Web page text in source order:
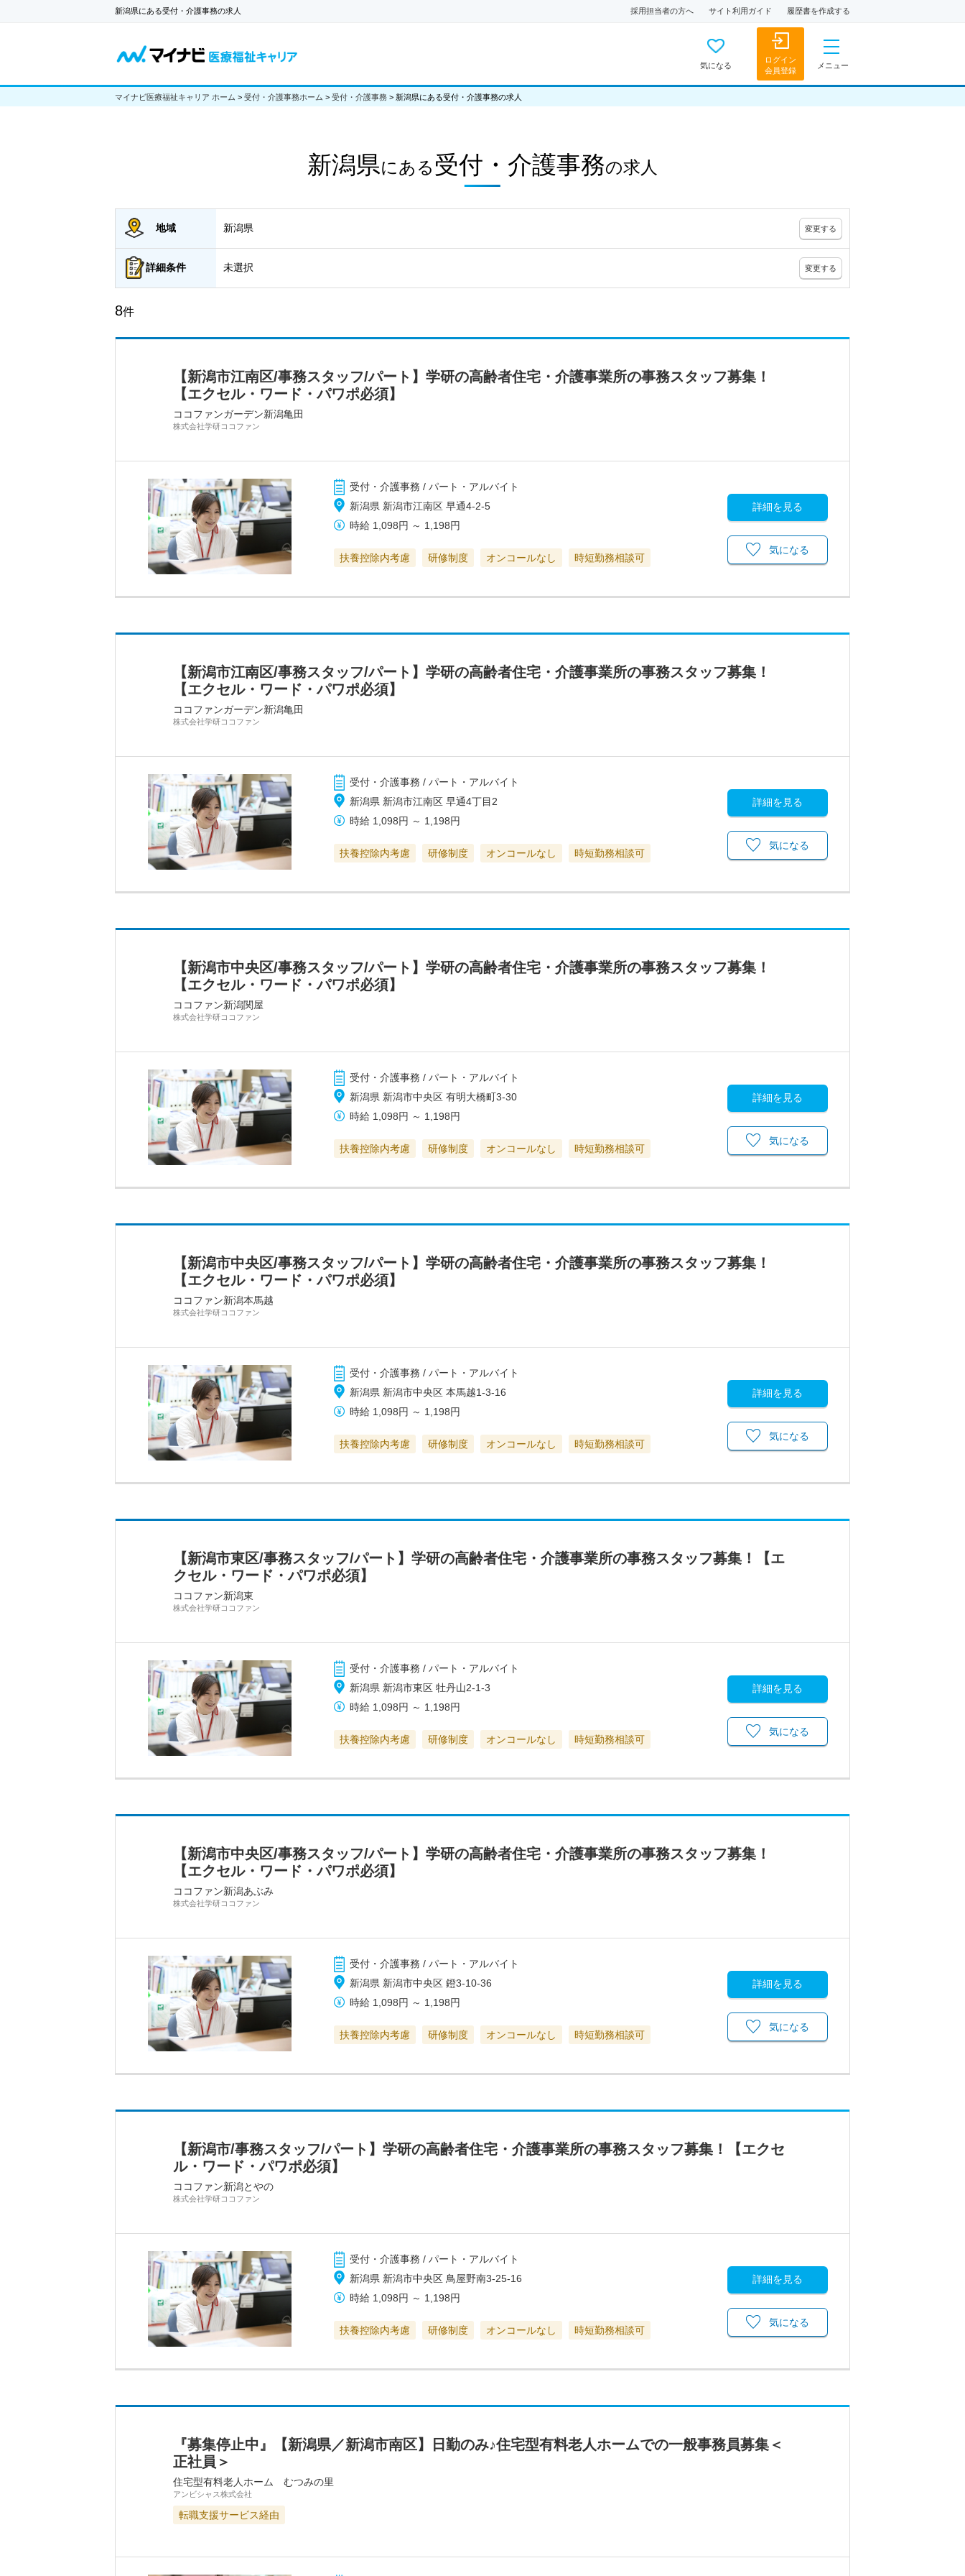
新潟県にある受付・介護事務の求人 採用担当者の方へ サイト利用ガイド 履歴書を作成する
気になる
ログイン
会員登録
メニュー
マイナビ医療福祉キャリア ホーム > 受付・介護事務ホーム > 受付・介護事務 > 新潟県にある受付・介護事務の求人
新潟県にある 受付・介護事務の求人
地域 新潟県 変更する
詳細条件 未選択 変更する
8件
【新潟市江南区/事務スタッフ/パート】学研の高齢者住宅・介護事業所の事務スタッフ募集！
【エクセル・ワード・パワポ必須】
ココファンガーデン新潟亀田
株式会社学研ココファン
受付・介護事務 / パート・アルバイト
新潟県 新潟市江南区 早通4-2-5
時給 1,098円 ～ 1,198円
扶養控除内考慮 研修制度 オンコールなし 時短勤務相談可
詳細を見る
気になる
【新潟市江南区/事務スタッフ/パート】学研の高齢者住宅・介護事業所の事務スタッフ募集！
【エクセル・ワード・パワポ必須】
ココファンガーデン新潟亀田
株式会社学研ココファン
受付・介護事務 / パート・アルバイト
新潟県 新潟市江南区 早通4丁目2
時給 1,098円 ～ 1,198円
扶養控除内考慮 研修制度 オンコールなし 時短勤務相談可
詳細を見る
気になる
【新潟市中央区/事務スタッフ/パート】学研の高齢者住宅・介護事業所の事務スタッフ募集！
【エクセル・ワード・パワポ必須】
ココファン新潟関屋
株式会社学研ココファン
受付・介護事務 / パート・アルバイト
新潟県 新潟市中央区 有明大橋町3-30
時給 1,098円 ～ 1,198円
扶養控除内考慮 研修制度 オンコールなし 時短勤務相談可
詳細を見る
気になる
【新潟市中央区/事務スタッフ/パート】学研の高齢者住宅・介護事業所の事務スタッフ募集！
【エクセル・ワード・パワポ必須】
ココファン新潟本馬越
株式会社学研ココファン
受付・介護事務 / パート・アルバイト
新潟県 新潟市中央区 本馬越1-3-16
時給 1,098円 ～ 1,198円
扶養控除内考慮 研修制度 オンコールなし 時短勤務相談可
詳細を見る
気になる
【新潟市東区/事務スタッフ/パート】学研の高齢者住宅・介護事業所の事務スタッフ募集！【エ
クセル・ワード・パワポ必須】
ココファン新潟東
株式会社学研ココファン
受付・介護事務 / パート・アルバイト
新潟県 新潟市東区 牡丹山2-1-3
時給 1,098円 ～ 1,198円
扶養控除内考慮 研修制度 オンコールなし 時短勤務相談可
詳細を見る
気になる
【新潟市中央区/事務スタッフ/パート】学研の高齢者住宅・介護事業所の事務スタッフ募集！
【エクセル・ワード・パワポ必須】
ココファン新潟あぶみ
株式会社学研ココファン
受付・介護事務 / パート・アルバイト
新潟県 新潟市中央区 鐙3-10-36
時給 1,098円 ～ 1,198円
扶養控除内考慮 研修制度 オンコールなし 時短勤務相談可
詳細を見る
気になる
【新潟市/事務スタッフ/パート】学研の高齢者住宅・介護事業所の事務スタッフ募集！【エクセ
ル・ワード・パワポ必須】
ココファン新潟とやの
株式会社学研ココファン
受付・介護事務 / パート・アルバイト
新潟県 新潟市中央区 鳥屋野南3-25-16
時給 1,098円 ～ 1,198円
扶養控除内考慮 研修制度 オンコールなし 時短勤務相談可
詳細を見る
気になる
『募集停止中』【新潟県／新潟市南区】日勤のみ♪住宅型有料老人ホームでの一般事務員募集＜
正社員＞
住宅型有料老人ホーム むつみの里
アンビシャス株式会社
転職支援サービス経由